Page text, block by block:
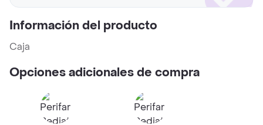
Información del producto
Caja
Opciones adicionales de compra